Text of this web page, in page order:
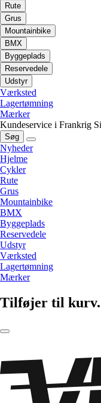
Rute
Grus
Mountainbike
BMX
Byggeplads
Reservedele
Udstyr
Værksted
Lagertømning
Mærker
Kundeservice i Frankrig
Søg
Nyheder
Hjelme
Cykler
Rute
Grus
Mountainbike
BMX
Byggeplads
Reservedele
Udstyr
Værksted
Lagertømning
Mærker
Tilføjer til